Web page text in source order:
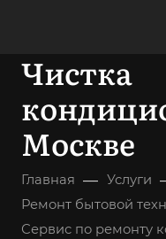
Чистка
Москве
Главная — Услуги
Ремонт бытовой
Сервис по ремонту